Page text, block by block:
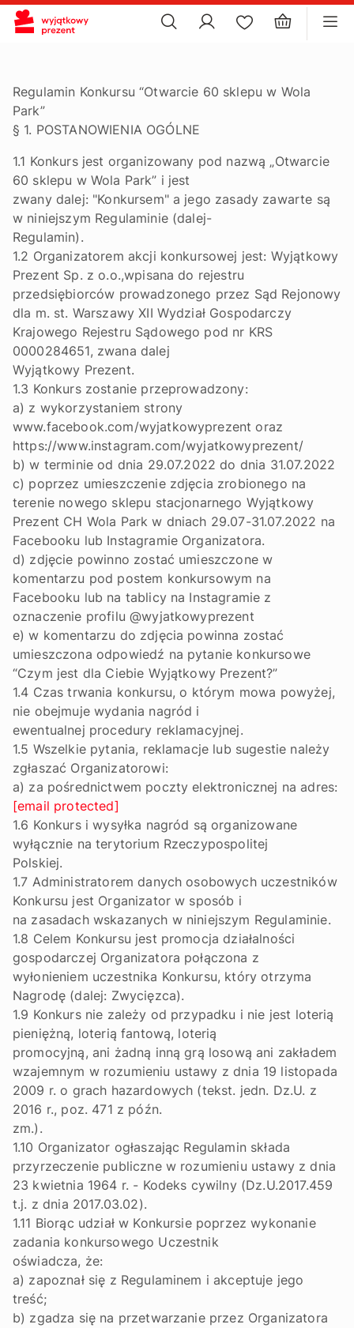
×
Regulamin Konkursu “Otwarcie 60 sklepu w Wola
Park”
§ 1. POSTANOWIENIA OGÓLNE
1.1 Konkurs jest organizowany pod nazwą „Otwarcie
60 sklepu w Wola Park” i jest
zwany dalej: "Konkursem" a jego zasady zawarte są
w niniejszym Regulaminie (dalej-
Regulamin).
1.2 Organizatorem akcji konkursowej jest: Wyjątkowy
Prezent Sp. z o.o.,wpisana do rejestru
przedsiębiorców prowadzonego przez Sąd Rejonowy
dla m. st. Warszawy XII Wydział Gospodarczy
Krajowego Rejestru Sądowego pod nr KRS
0000284651, zwana dalej
Wyjątkowy Prezent.
1.3 Konkurs zostanie przeprowadzony:
a) z wykorzystaniem strony
www.facebook.com/wyjatkowyprezent oraz
https://www.instagram.com/wyjatkowyprezent/
b) w terminie od dnia 29.07.2022 do dnia 31.07.2022
c) poprzez umieszczenie zdjęcia zrobionego na
terenie nowego sklepu stacjonarnego Wyjątkowy
Prezent CH Wola Park w dniach 29.07-31.07.2022 na
Facebooku lub Instagramie Organizatora.
d) zdjęcie powinno zostać umieszczone w
komentarzu pod postem konkursowym na
Facebooku lub na tablicy na Instagramie z
oznaczenie profilu @wyjatkowyprezent
e) w komentarzu do zdjęcia powinna zostać
umieszczona odpowiedź na pytanie konkursowe
“Czym jest dla Ciebie Wyjątkowy Prezent?”
1.4 Czas trwania konkursu, o którym mowa powyżej,
nie obejmuje wydania nagród i
ewentualnej procedury reklamacyjnej.
1.5 Wszelkie pytania, reklamacje lub sugestie należy
zgłaszać Organizatorowi:
a) za pośrednictwem poczty elektronicznej na adres:
[email protected]
1.6 Konkurs i wysyłka nagród są organizowane
wyłącznie na terytorium Rzeczypospolitej
Polskiej.
1.7 Administratorem danych osobowych uczestników
Konkursu jest Organizator w sposób i
na zasadach wskazanych w niniejszym Regulaminie.
1.8 Celem Konkursu jest promocja działalności
gospodarczej Organizatora połączona z
wyłonieniem uczestnika Konkursu, który otrzyma
Nagrodę (dalej: Zwycięzca).
1.9 Konkurs nie zależy od przypadku i nie jest loterią
pieniężną, loterią fantową, loterią
promocyjną, ani żadną inną grą losową ani zakładem
wzajemnym w rozumieniu ustawy z dnia 19 listopada
2009 r. o grach hazardowych (tekst. jedn. Dz.U. z
2016 r., poz. 471 z późn.
zm.).
1.10 Organizator ogłaszając Regulamin składa
przyrzeczenie publiczne w rozumieniu ustawy z dnia
23 kwietnia 1964 r. - Kodeks cywilny (Dz.U.2017.459
t.j. z dnia 2017.03.02).
1.11 Biorąc udział w Konkursie poprzez wykonanie
zadania konkursowego Uczestnik
oświadcza, że:
a) zapoznał się z Regulaminem i akceptuje jego
treść;
b) zgadza się na przetwarzanie przez Organizatora
ustawienia plików cookie